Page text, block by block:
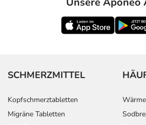
SCHMERZMITTEL
Kopfschmerztabletten
Migräne Tabletten